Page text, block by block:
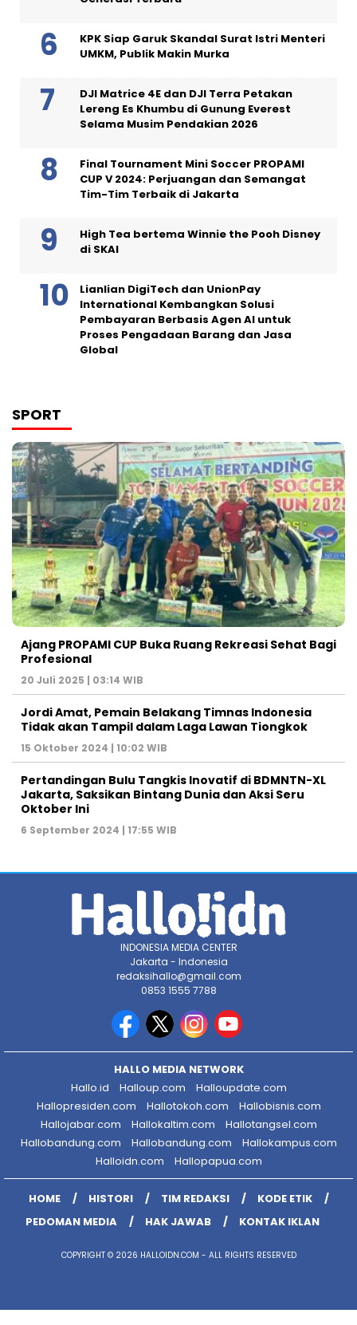
KPK Siap Garuk Skandal Surat Istri Menteri
UMKM, Publik Makin Murka
DJI Matrice 4E dan DJI Terra Petakan
Lereng Es Khumbu di Gunung Everest
Selama Musim Pendakian 2026
Final Tournament Mini Soccer PROPAMI
CUP V 2024: Perjuangan dan Semangat
Tim-Tim Terbaik di Jakarta
High Tea bertema Winnie the Pooh Disney
di SKAI
Lianlian DigiTech dan UnionPay
International Kembangkan Solusi
Pembayaran Berbasis Agen AI untuk
Proses Pengadaan Barang dan Jasa
Global
SPORT
Ajang PROPAMI CUP Buka Ruang Rekreasi Sehat Bagi
Profesional
20 Juli 2025 | 03:14 WIB
Jordi Amat, Pemain Belakang Timnas Indonesia
Tidak akan Tampil dalam Laga Lawan Tiongkok
15 Oktober 2024 | 10:02 WIB
Pertandingan Bulu Tangkis Inovatif di BDMNTN-XL
Jakarta, Saksikan Bintang Dunia dan Aksi Seru
Oktober Ini
6 September 2024 | 17:55 WIB
INDONESIA MEDIA CENTER
Jakarta - Indonesia
redaksihallo@gmail.com
0853 1555 7788
HALLO MEDIA NETWORK
Hallo.id
Halloup.com
Halloupdate.com
Hallopresiden.com
Hallotokoh.com
Hallobisnis.com
Hallojabar.com
Hallokaltim.com
Hallotangsel.com
Hallobandung.com
Hallobandung.com
Hallokampus.com
Halloidn.com
Hallopapua.com
HOME HISTORI TIM REDAKSI
KODE ETIK
PEDOMAN MEDIA
HAK JAWAB KONTAK IKLAN
COPYRIGHT © 2026 HALLOIDN.COM - ALL RIGHTS RESERVED